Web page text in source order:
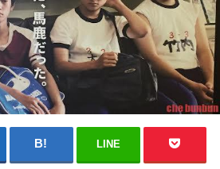
LINE